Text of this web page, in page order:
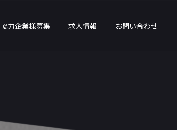
協力企業様募集 求人情報 お問い合わせ